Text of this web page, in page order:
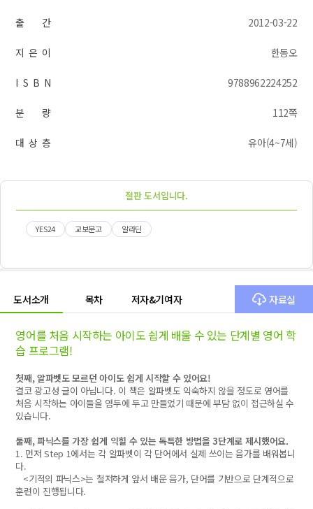
출 간 2012-03-22
지 은 이 한동오
I S B N 9788962224252
분 량 112쪽
대 상 층 유아(4~7세)
절판 도서입니다.
YES24 교보문고 알라딘
도서소개 목차 저자&기여자 자료실
영어를 처음 시작하는 아이도 쉽게 배울 수 있는 단계별 영어 학
습 프로그램!
첫째, 알파벳도 모르던 아이도 쉽게 시작할 수 있어요!
결코 광고성 글이 아닙니다. 이 책은 알파벳도 익숙하지 않을 정도로 영어를
처음 시작하는 아이들을 염두에 두고 만들었기 때문에 부담 없이 접근하실 수
있습니다.
둘째, 파닉스를 가장 쉽게 익힐 수 있는 독특한 방법을 3단계로 제시했어요.
1. 먼저 Step 1에서는 각 알파벳이 각 단어에서 실제 쓰이는 음가를 배워봅니
다.
<기적의 파닉스>는 철저하게 앞서 배운 음가, 단어를 기반으로 단계적으로
훈련이 진행됩니다.